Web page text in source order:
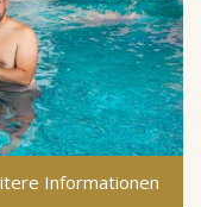
Informationen